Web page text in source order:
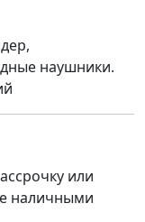
наушники.
или
наличными